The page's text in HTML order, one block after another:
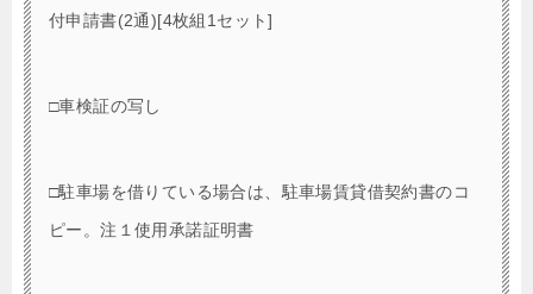
付申請書(2通)[4枚組1セット]
□車検証の写し
□駐車場を借りている場合は、駐車場賃貸借契約書のコ
ピー。注１使用承諾証明書